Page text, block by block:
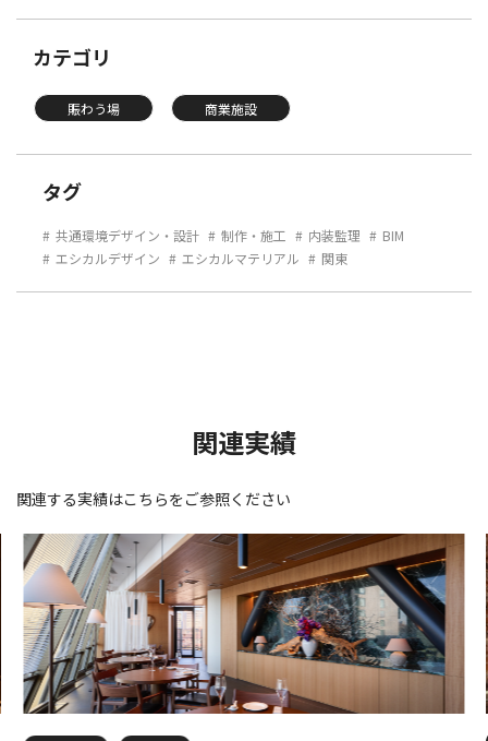
カテゴリ
賑わう場 商業施設
タグ
共通環境デザイン・設計 制作・施工 内装監理
BIM
エシカルデザイン
エシカルマテリアル 関東
関連実績
関連する実績はこちらをご参照ください